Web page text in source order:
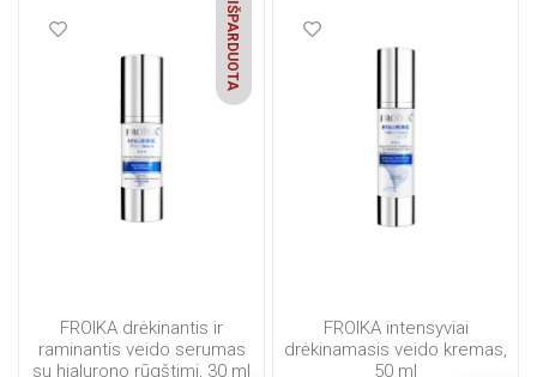
IŠPARDUOTA
FROIKA drėkinantis ir
raminantis veido serumas
su hialurono rūgštimi, 30 ml
FROIKA intensyviai
drėkinamasis veido kremas,
50 ml